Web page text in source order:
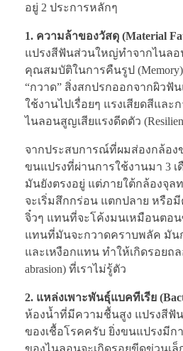
อยู่ 2 ประการหลักๆ
1. ความล้าของวัสดุ (Material
แปรงสีฟันส่วนใหญ่ทำจากไนลอ
คุณสมบัติในการคืนรูป
“กวาด” สิ่งสกปรกออกจากผิวฟัน
ใช้งานไปเรื่อยๆ แรงเสียดสีและ
ไนลอนสูญเสียแรงดีดตัว
จากประสบการณ์ที่ผมส่องกล้อง
ขนแปรงที่ผ่านการใช้งานมา 3 เ
มันยังตรงอยู่ แต่ภายใต้กล้องจุล
จะเริ่มสึกกร่อน แตกปลาย หรือ
จิ๋วๆ แทนที่จะโค้งมนเหมือนตอ
แทนที่มันจะกวาดคราบพลัค มัน
และเหงือกแทน ทำให้เกิดรอยถล
abrasion) ที่เราไม่รู้ตัว
2. แหล่งเพาะพันธุ์แบคทีเรีย
ห้องน้ำที่มีความชื้นสูง แปรงสีฟั
ของเชื้อโรคครับ ยิ่งขนแปรงมีก
ของไนลอนจะเกิดรอยขีดข่วนเ